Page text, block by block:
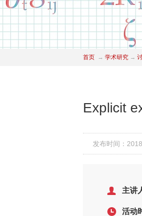
首页 → 学术研究 →
Explicit
发布时间：
主讲
活动